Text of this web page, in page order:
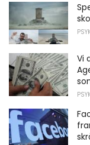
Vi